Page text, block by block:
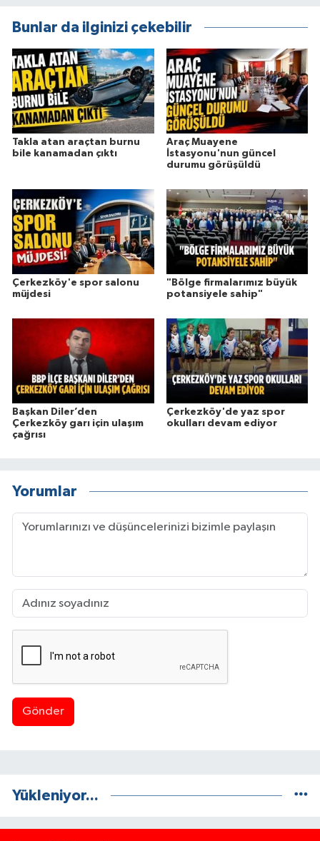
Bunlar da ilginizi çekebilir
Takla atan araçtan burnu
bile kanamadan çıktı
Araç Muayene
İstasyonu'nun güncel
durumu görüşüldü
Çerkezköy'e spor salonu
müjdesi
"Bölge firmalarımız büyük
potansiyele sahip"
Başkan Diler’den
Çerkezköy garı için ulaşım
çağrısı
Çerkezköy'de yaz spor
okulları devam ediyor
Yorumlar
Gönder
Yükleniyor...